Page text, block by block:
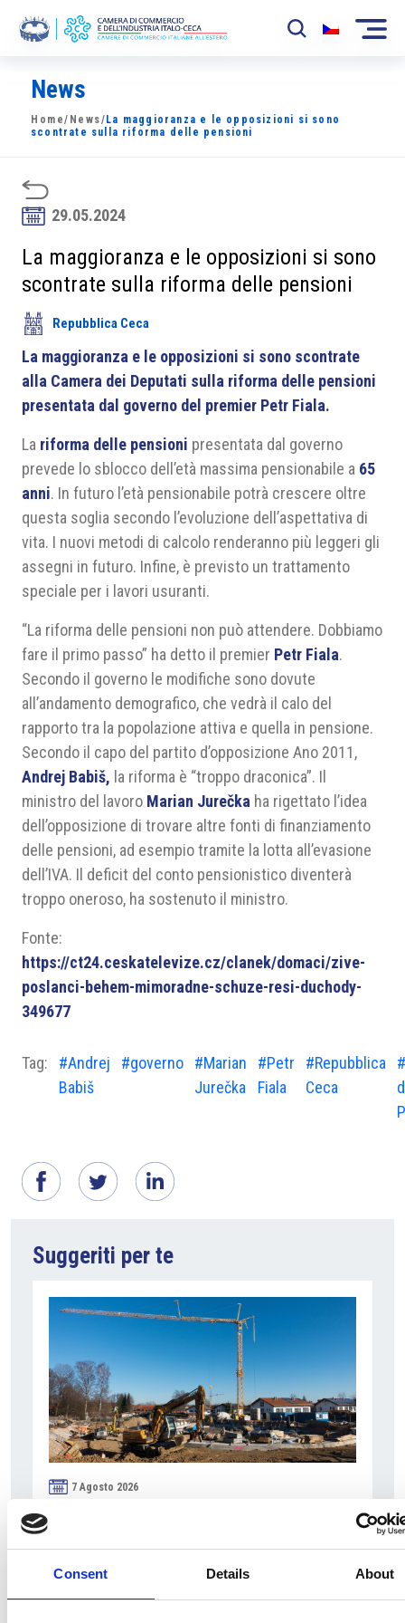
Consent Details About
La Camera
News
Sviluppo Mercato
Soci
Partner
Progetti
Area riservata
News
Home/ News/ La maggioranza e le opposizioni si sono
scontrate sulla riforma delle pensioni
29.05.2024
La maggioranza e le opposizioni si sono
scontrate sulla riforma delle pensioni
Repubblica Ceca
La maggioranza e le opposizioni si sono scontrate
alla Camera dei Deputati sulla riforma delle pensioni
presentata dal governo del premier Petr Fiala.
La riforma delle pensioni presentata dal governo
prevede lo sblocco dell’età massima pensionabile a 65
anni. In futuro l’età pensionabile potrà crescere oltre
questa soglia secondo l’evoluzione dell’aspettativa di
vita. I nuovi metodi di calcolo renderanno più leggeri gli
assegni in futuro. Infine, è previsto un trattamento
speciale per i lavori usuranti.
“La riforma delle pensioni non può attendere. Dobbiamo
fare il primo passo” ha detto il premier Petr Fiala.
Secondo il governo le modifiche sono dovute
all’andamento demografico, che vedrà il calo del
rapporto tra la popolazione attiva e quella in pensione.
Secondo il capo del partito d’opposizione Ano 2011,
Andrej Babiš, la riforma è “troppo draconica”. Il
ministro del lavoro Marian Jurečka ha rigettato l’idea
dell’opposizione di trovare altre fonti di finanziamento
delle pensioni, ad esempio tramite la lotta all’evasione
dell’IVA. Il deficit del conto pensionistico diventerà
troppo oneroso, ha sostenuto il ministro.
Fonte:
https://ct24.ceskatelevize.cz/clanek/domaci/zive-
poslanci-behem-mimoradne-schuze-resi-duchody-
349677
Tag:
#Andrej
Babiš
#governo
#Marian
Jurečka
#Petr
Fiala
#Repubblica
Ceca
Suggeriti per te
7 Agosto 2026
Repubblica Ceca